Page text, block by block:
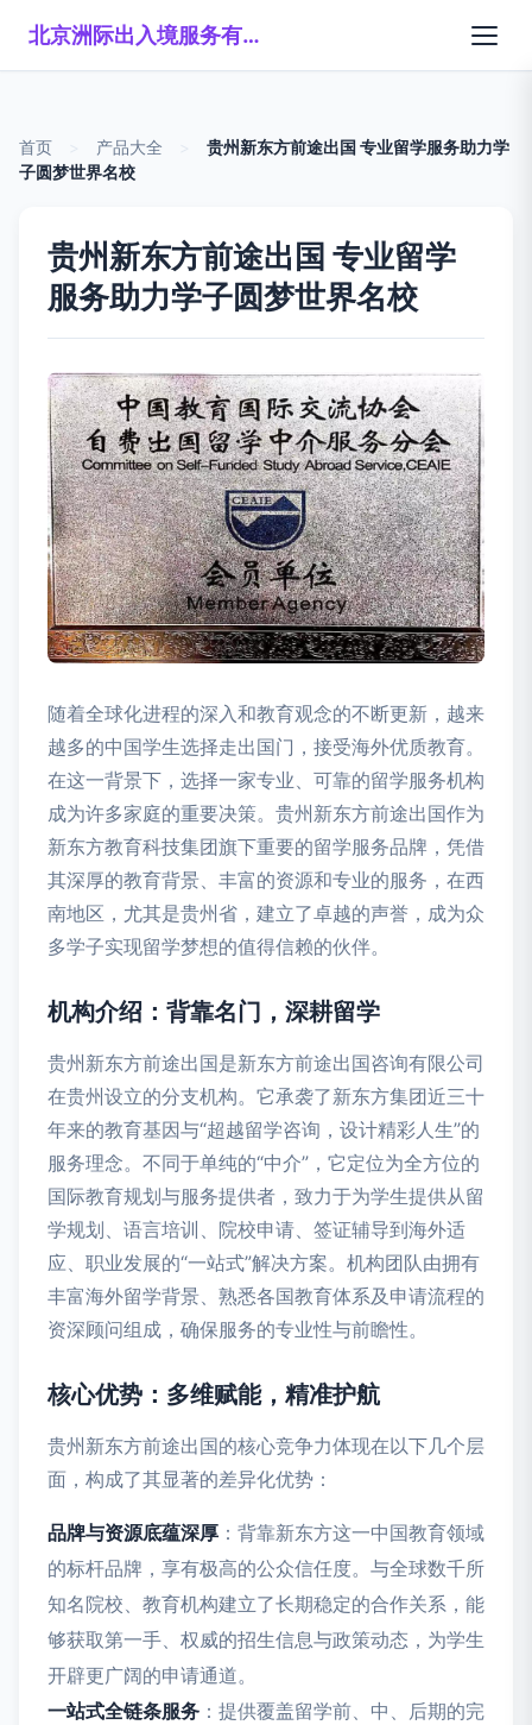
北京洲际出入境服务有限公司
首页 产品大全
贵州新东方前途出国 专业留学服务助力学
子圆梦世界名校
贵州新东方前途出国 专业留学
服务助力学子圆梦世界名校
随着全球化进程的深入和教育观念的不断更新，越来
越多的中国学生选择走出国门，接受海外优质教育。
在这一背景下，选择一家专业、可靠的留学服务机构
成为许多家庭的重要决策。贵州新东方前途出国作为
新东方教育科技集团旗下重要的留学服务品牌，凭借
其深厚的教育背景、丰富的资源和专业的服务，在西
南地区，尤其是贵州省，建立了卓越的声誉，成为众
多学子实现留学梦想的值得信赖的伙伴。
机构介绍：背靠名门，深耕留学
贵州新东方前途出国是新东方前途出国咨询有限公司
在贵州设立的分支机构。它承袭了新东方集团近三十
年来的教育基因与“超越留学咨询，设计精彩人生”的
服务理念。不同于单纯的“中介”，它定位为全方位的
国际教育规划与服务提供者，致力于为学生提供从留
学规划、语言培训、院校申请、签证辅导到海外适
应、职业发展的“一站式”解决方案。机构团队由拥有
丰富海外留学背景、熟悉各国教育体系及申请流程的
资深顾问组成，确保服务的专业性与前瞻性。
核心优势：多维赋能，精准护航
贵州新东方前途出国的核心竞争力体现在以下几个层
面，构成了其显著的差异化优势：
品牌与资源底蕴深厚 ：背靠新东方这一中国教育领域
的标杆品牌，享有极高的公众信任度。与全球数千所
知名院校、教育机构建立了长期稳定的合作关系，能
够获取第一手、权威的招生信息与政策动态，为学生
开辟更广阔的申请通道。
一站式全链条服务 ：提供覆盖留学前、中、后期的完